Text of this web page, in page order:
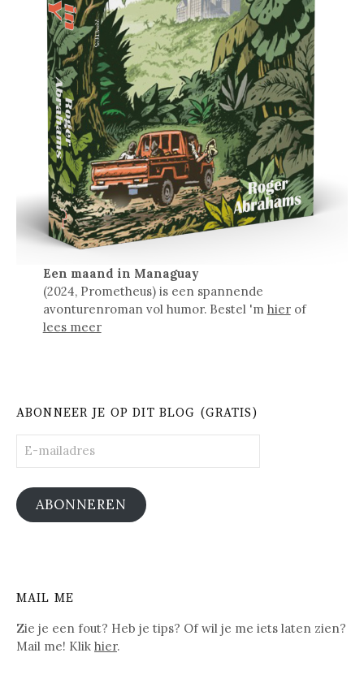
Een maand in Managuay
(2024, Prometheus) is een spannende
avonturenroman vol humor. Bestel 'm hierof
lees meer
ABONNEER JE OP DIT BLOG (GRATIS)
mailadres
ABONNEREN
MAIL ME
Zie je een fout? Heb je tips? Of wil je me iets laten zien?
Mail me! Klik hier.